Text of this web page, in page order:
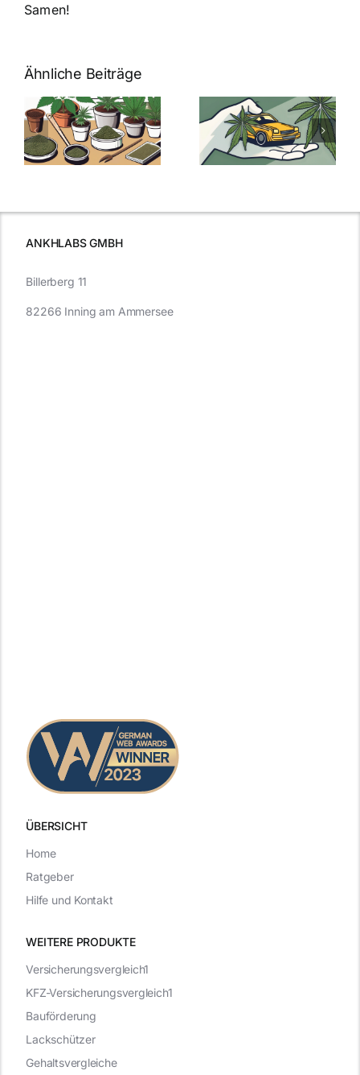
Samen!
Ähnliche Beiträge
Neue THC-
Grenzwert-
Regelung:
Was Sie über
Cannabis und
müssen
Cannabis
Samen
kaufen: Alles
was Sie
ANKHLABS GMBH
ÜBERSICHT
WEITERE PRODUKTE
Billerberg 11
82266 Inning am Ammersee
Versicherungsvergleich1
KFZ-Versicherungsvergleich1
Bauförderung
Lackschützer
Gehaltsvergleiche
Home
Ratgeber
Hilfe und Kontakt